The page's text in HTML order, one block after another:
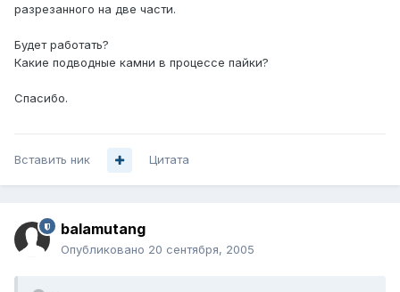
разрезанного на две части.
Будет работать?
Какие подводные камни в процессе пайки?
Спасибо.
Вставить ник Цитата
balamutang
Опубликовано 20 сентября, 2005